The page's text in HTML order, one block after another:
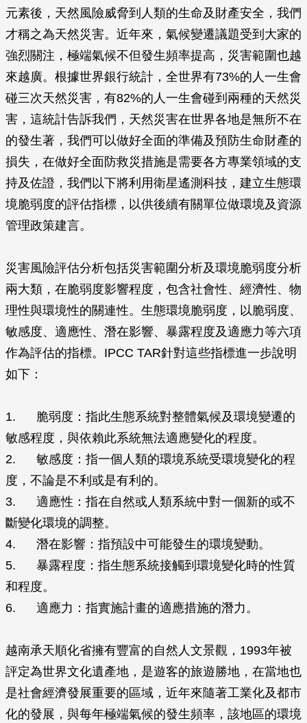
元素後，天然風險威脅到人類的生命及財產安全，我們
才稱之為天然災害。近年來，氣候變遷議題受到大家的
強烈關注，極端氣候不但發生頻率提高，災害範圍也越
來越廣。根據世界銀行統計，全世界有73%的人一生會
碰三次天然災害，有82%的人一生會碰到兩種的天然災
害，這統計告訴我們，天然災害在世界各地是無所不在
的發生著，我們可以做好全面的準備及預防生命財產的
損失，在做好全面防救災措施是需要各方專業領域的支
持及佐證，我們以下將利用衛星遙測科技，建立生態環
境脆弱度的評估指標，以供後續有關單位做環境及資源
管理政策建言。
災害風險評估分析包括災害範圍分析及環境脆弱度分析
兩大類，在脆弱度影響程度，包含社會性、經濟性、物
理性與環境性的關連性。生態環境脆弱度，以脆弱度、
敏感度、適應性、潛在影響、暴露程度及適應力等六項
作為評估的指標。IPCC TAR針對這些指標進一步說明
如下：
1. 脆弱度：指此生態系統對整體氣候及環境變遷的
敏感程度，與依賴此系統無法適應變化的程度。
2. 敏感度：指一個人類的環境系統受環境變化的程
度，不論是不利或是有利的。
3. 適應性：指在自然或人類系統中對一個新的或不
斷變化環境的調整。
4. 潛在影響：指預設中可能發生的環境變動。
5. 暴露程度：指生態系統接觸到環境變化時的性質
和程度。
6. 適應力：指實施計畫的適應措施的潛力。
越南承天順化省擁有豐富的自然人文景觀，1993年被
評定為世界文化遺產地，是遊客的旅遊勝地，在當地也
是社會經濟發展重要的區域，近年來隨著工業化及都市
化的發展，與每年極端氣候的發生頻率，該地區的環境